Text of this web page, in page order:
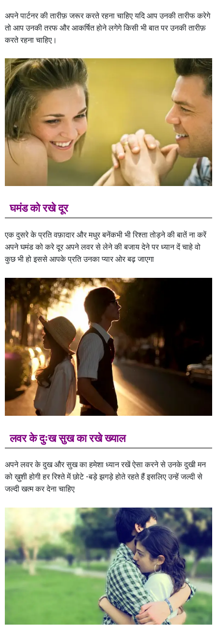
अपने पार्टनर की तारीफ़ जरूर करते रहना चाहिए यदि आप उनकी तारीफ करेगे
तो आप उनकी तरफ और आकर्षित होने लगेगे किसी भी बात पर उनकी तारीफ़
करते रहना चाहिए।
घमंड को रखे दूर
एक दुसरे के प्रति वफ़ादार और मधुर बनेंकभी भी रिश्ता तोड़ने की बातें ना करें
अपने घमंड को करे दूर अपने लवर से लेने की बजाय देने पर ध्यान दें चाहे वो
कुछ भी हो इससे आपके प्रति उनका प्यार ओर बढ़ जाएगा
लवर के दुःख सुख का रखे ख्याल
अपने लवर के दुख और सुख का हमेशा ध्यान रखें ऐसा करने से उनके दुखी मन
को ख़ुशी होगी हर रिश्ते में छोटे -बड़े झगड़े होते रहते हैं इसलिए उन्हें जल्दी से
जल्दी खत्म कर देना चाहिए